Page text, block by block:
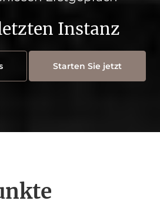
Instanz
Starten Sie jetzt